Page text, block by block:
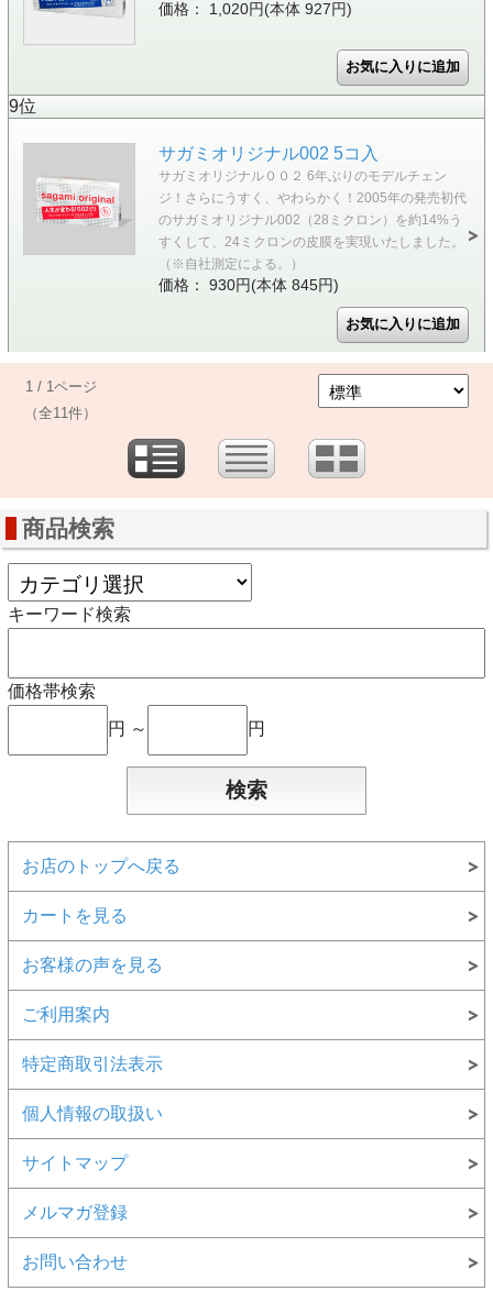
価格： 1,020円(本体 927円)
9位
サガミオリジナル002 5コ入
サガミオリジナル００２ 6年ぶりのモデルチェン
ジ！さらにうすく、やわらかく！2005年の発売初代
のサガミオリジナル002（28ミクロン）を約14%う
すくして、24ミクロンの皮膜を実現いたしました。
（※自社測定による。）
価格： 930円(本体 845円)
1 / 1ページ
（全11件）
商品検索
キーワード検索
価格帯検索
円 ～ 円
お店のトップへ戻る
カートを見る
お客様の声を見る
ご利用案内
特定商取引法表示
個人情報の取扱い
サイトマップ
メルマガ登録
お問い合わせ